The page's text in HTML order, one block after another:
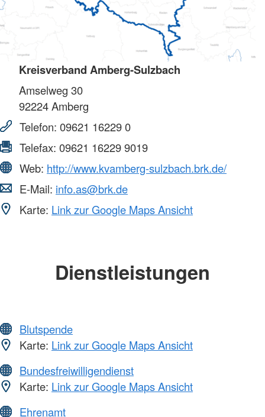
Kreisverband Amberg-Sulzbach
Amselweg 30
92224Amberg
Telefon: 09621 16229 0
Telefax: 09621 16229 9019
Web: http://www.kvamberg-sulzbach.brk.de/
E-Mail: info.as@brk.de
Karte: Link zur Google Maps Ansicht
Dienstleistungen
Blutspende
Karte: Link zur Google Maps Ansicht
Bundesfreiwilligendienst
Karte: Link zur Google Maps Ansicht
Ehrenamt